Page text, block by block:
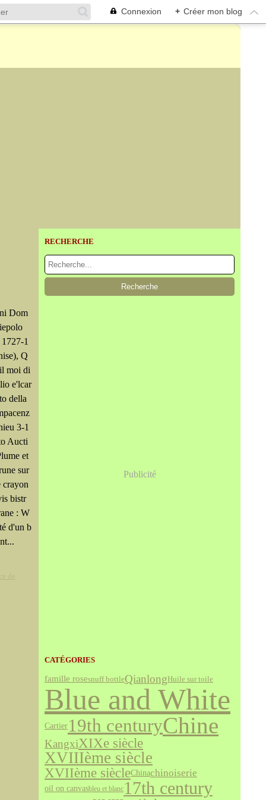
Connexion + Créer mon blog
Dom
1
Q
moi di
e'lcar
della
3-1
Aucti
et
sur
crayon
bistr
: W
d'un b
RECHERCHE
Publicité
CATÉGORIES
famille rosesnuff bottleQianlongHuile sur toile
Blue and White
Cartier19th centuryChine
KangxiXIXe siècle
XVIIIème siècle
XVIIème siècleChinachinoiserie
oil on canvasbleu et blanc17th century